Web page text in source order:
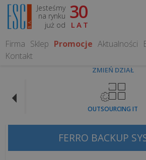
Jesteśmy
na rynku
już od
30
LAT
Firma Sklep Promocje Aktualności
Kontakt
ZMIEŃ DZIAŁ
OUTSOURCING IT
WYSZUKAJ
dla
FERRO BACKUP